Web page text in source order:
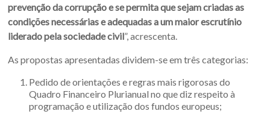
prevenção da corrupção e se permita que sejam criadas as
condições necessárias e adequadas a um maior escrutínio
liderado pela sociedade civil”, acrescenta.
As propostas apresentadas dividem-se em três categorias:
Pedido de orientações e regras mais rigorosas do
Quadro Financeiro Plurianual no que diz respeito à
programação e utilização dos fundos europeus;